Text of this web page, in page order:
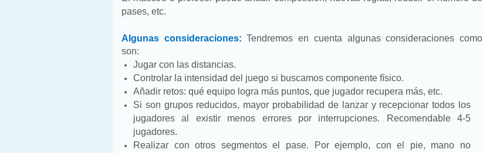
pases, etc.
Algunas consideraciones: Tendremos en cuenta algunas consideraciones como
son:
Jugar con las distancias.
Controlar la intensidad del juego si buscamos componente físico.
Añadir retos: qué equipo logra más puntos, que jugador recupera más, etc.
Si son grupos reducidos, mayor probabilidad de lanzar y recepcionar todos los
jugadores al existir menos errores por interrupciones. Recomendable 4-5
jugadores.
Realizar con otros segmentos el pase. Por ejemplo, con el pie, mano no